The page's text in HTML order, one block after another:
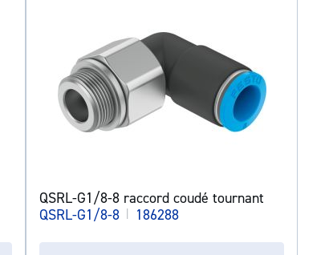
QSRL-G1/8-8 raccord coudé tournant
QSRL-G1/8-8 | 186288